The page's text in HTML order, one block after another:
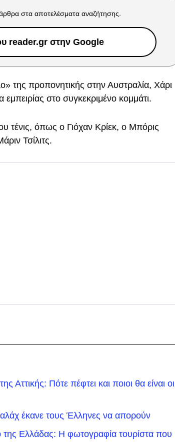
στα αποτελέσματα αναζήτησης.
reader.gr στην Google
της προπονητικής στην Αυστραλία, Χάρι
εμπειρίας στο συγκεκριμένο κομμάτι.
τένις, όπως ο Γιόχαν Κρίεκ, ο Μπόρις
Τσίλιτς.
Αττικής: Πότε πέφτει και ποιοι θα είναι οι
έκανε τους Έλληνες να απορούν
της Ελλάδας: Η φωτογραφία τουρίστα που